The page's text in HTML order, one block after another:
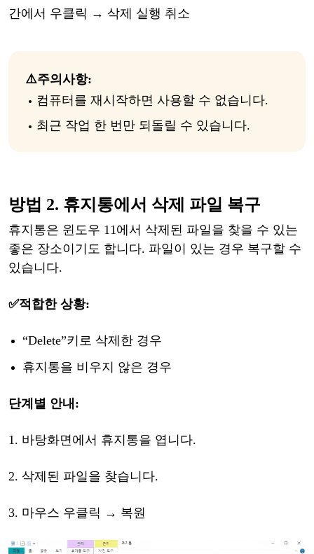
간에서 우클릭 → 삭제 실행 취소
⚠️주의사항:
컴퓨터를 재시작하면 사용할 수 없습니다.
최근 작업 한 번만 되돌릴 수 있습니다.
방법 2. 휴지통에서 삭제 파일 복구
휴지통은 윈도우 11에서 삭제된 파일을 찾을 수 있는
좋은 장소이기도 합니다. 파일이 있는 경우 복구할 수
있습니다.
✅적합한 상황:
“Delete”키로 삭제한 경우
휴지통을 비우지 않은 경우
단계별 안내 :
1. 바탕화면에서 휴지통을 엽니다.
2. 삭제된 파일을 찾습니다.
3. 마우스 우클릭 → 복원